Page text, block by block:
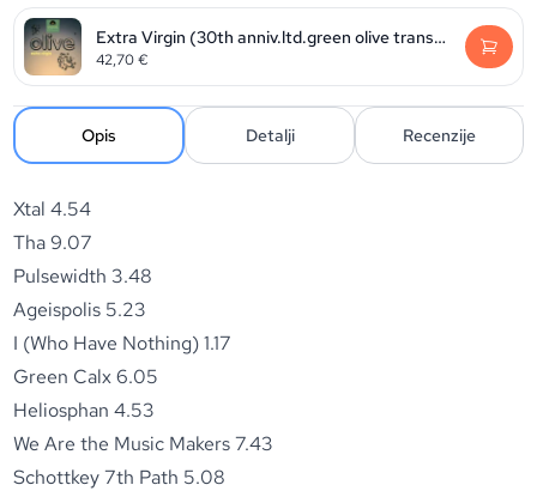
Extra Virgin (30th anniv.ltd.green olive transparent vinyl) (RSD2026)
42,70€
Opis Detalji Recenzije
Xtal 4.54
Tha 9.07
Pulsewidth 3.48
Ageispolis 5.23
I (Who Have Nothing) 1.17
Green Calx 6.05
Heliosphan 4.53
We Are the Music Makers 7.43
Schottkey 7th Path 5.08